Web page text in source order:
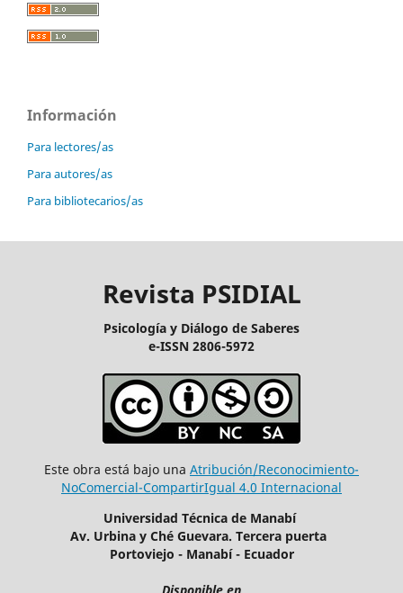
Información
Para lectores/as
Para autores/as
Para bibliotecarios/as
Revista PSIDIAL
Psicología y Diálogo de Saberes
e-ISSN 2806-5972
Este obra está bajo una Atribución/Reconocimiento-
NoComercial-CompartirIgual 4.0 Internacional
Universidad Técnica de Manabí
Av. Urbina y Ché Guevara. Tercera puerta
Portoviejo - Manabí - Ecuador